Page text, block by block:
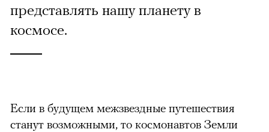
представлять нашу планету в
космосе.
Если в будущем межзвездные путешествия
станут возможными, то космонавтов Земли